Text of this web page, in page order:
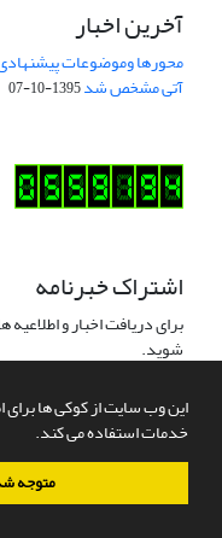
این وب سایت از کوکی ها برای
خدمات استفاده می کند.
متوجه
آخرین اخبار
محورها وموضوعات
آتی مشخص شد1395-10-07
اشتراک خبرنامه
برای دریافت اخبار و
شوید.
سامانه مدیریت نشریات